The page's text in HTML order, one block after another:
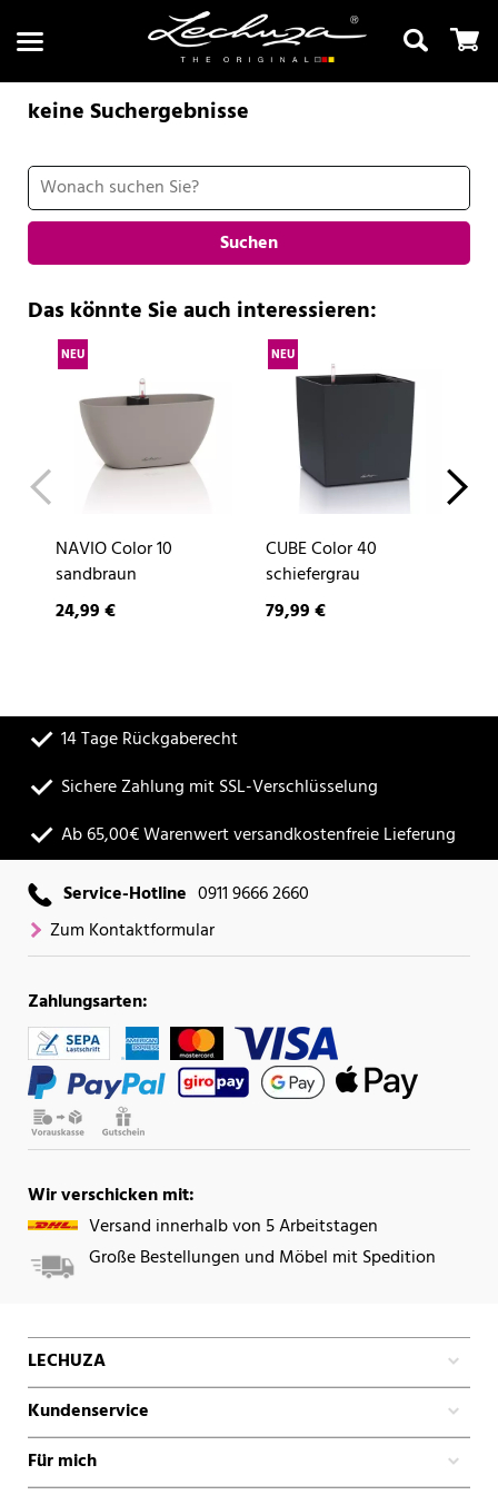
Suchen
keine Suchergebnisse
Suchen
Das könnte Sie auch interessieren:
NEU
NAVIO Color 10
sandbraun
24,99 €
NEU
CUBE Color 40
schiefergrau
79,99 €
14 Tage Rückgaberecht
Sichere Zahlung mit SSL-Verschlüsselung
Ab 65,00€ Warenwert versandkostenfreie Lieferung
Service-Hotline 0911 9666 2660
Zum Kontaktformular
Zahlungsarten:
Wir verschicken mit:
Versand innerhalb von 5 Arbeitstagen
Große Bestellungen und Möbel mit Spedition
LECHUZA
Kundenservice
Für mich